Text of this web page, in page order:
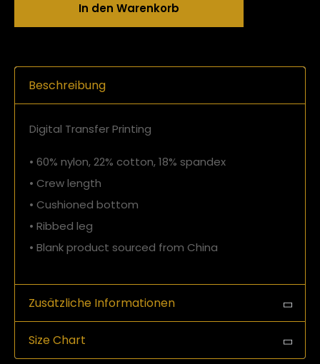
In den Warenkorb
Beschreibung
Digital Transfer Printing
• 60% nylon, 22% cotton, 18% spandex
• Crew length
• Cushioned bottom
• Ribbed leg
• Blank product sourced from China
Zusätzliche Informationen
Size Chart